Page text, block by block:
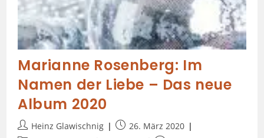
Marianne Rosenberg: Im
Namen der Liebe – Das neue
Album 2020
Heinz Glawischnig
26. März 2020